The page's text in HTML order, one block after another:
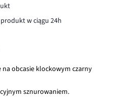
w ciągu 24h
obcasie klockowym czarny
sznurowaniem.